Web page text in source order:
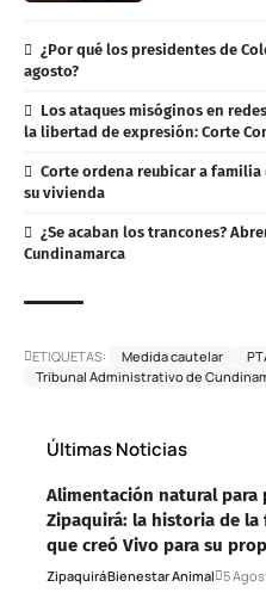
¿Por qué los presidentes de
agosto?
Los ataques misóginos en
la libertad de expresión: Corte
Corte ordena reubicar a
su vivienda
¿Se acaban los trancones?
Cundinamarca
ETIQUETAS: Medida cautelar
Tribunal Administrativo de
Últimas Noticias
Alimentación natural para
Zipaquirá: la historia de la
que creó Vivo para su
ZipaquiráBienestar Animal 5